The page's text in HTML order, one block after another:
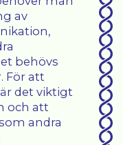
av
behövs
För att
det viktigt
och att
andra